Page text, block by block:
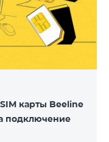
карты Beeline
подключение